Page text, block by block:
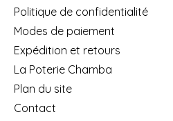
Politique de confidentialité
Modes de paiement
Expédition et retours
La Poterie Chamba
Plan du site
Contact